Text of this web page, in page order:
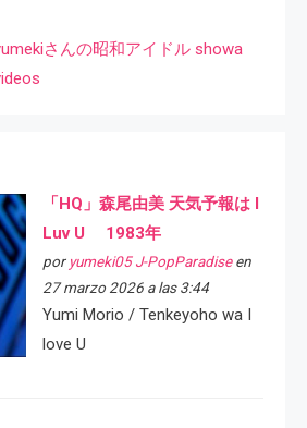
さんの昭和アイドル showa
「HQ」森尾由美 天気予報は I
Luv U 1983年
por yumeki05 J-PopParadiseen
27 marzo 2026 a las 3:44
Yumi Morio / Tenkeyoho wa I
love U